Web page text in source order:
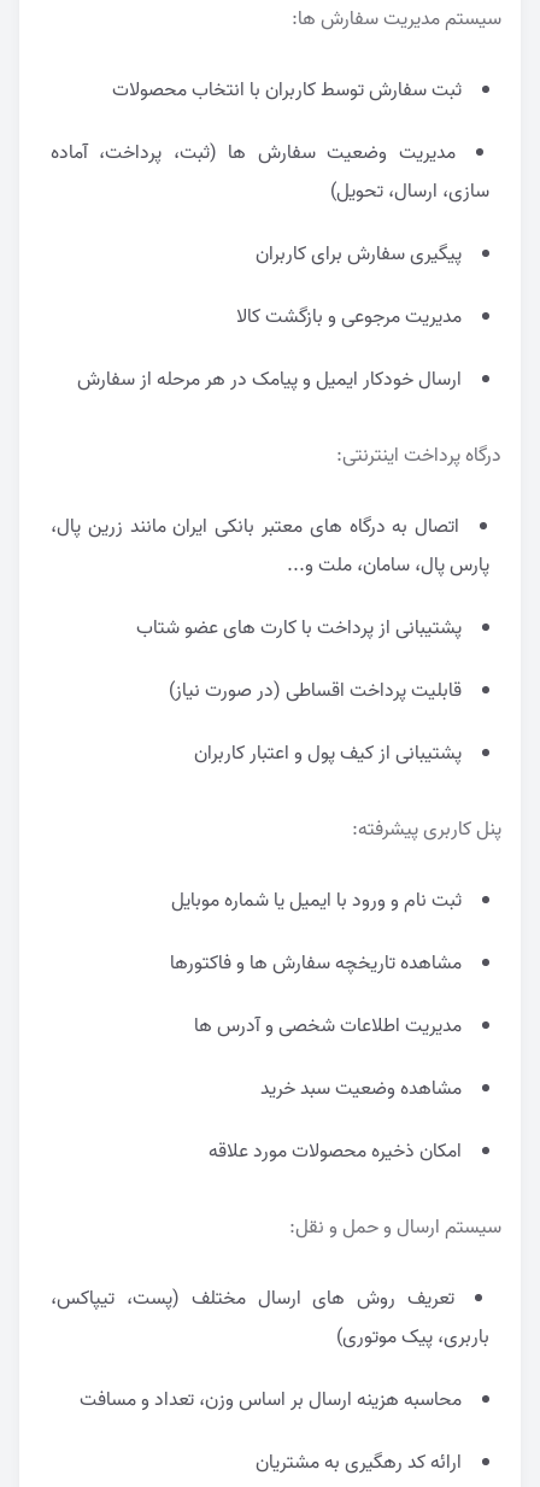
سیستم مدیریت سفارش ها:
ثبت سفارش توسط کاربران با انتخاب محصولات
مدیریت وضعیت سفارش ها (ثبت، پرداخت، آماده
سازی، ارسال، تحویل)
پیگیری سفارش برای کاربران
مدیریت مرجوعی و بازگشت کالا
ارسال خودکار ایمیل و پیامک در هر مرحله از سفارش
درگاه پرداخت اینترنتی:
اتصال به درگاه های معتبر بانکی ایران مانند زرین پال،
پارس پال، سامان، ملت و...
پشتیبانی از پرداخت با کارت های عضو شتاب
قابلیت پرداخت اقساطی (در صورت نیاز)
پشتیبانی از کیف پول و اعتبار کاربران
پنل کاربری پیشرفته:
ثبت نام و ورود با ایمیل یا شماره موبایل
مشاهده تاریخچه سفارش ها و فاکتورها
مدیریت اطلاعات شخصی و آدرس ها
مشاهده وضعیت سبد خرید
امکان ذخیره محصولات مورد علاقه
سیستم ارسال و حمل و نقل:
تعریف روش های ارسال مختلف (پست، تیپاکس،
باربری، پیک موتوری)
محاسبه هزینه ارسال بر اساس وزن، تعداد و مسافت
ارائه کد رهگیری به مشتریان